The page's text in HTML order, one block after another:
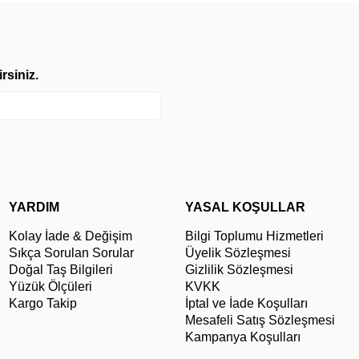
YARDIM
Kolay İade & Değişim
Sıkça Sorulan Sorular
Doğal Taş Bilgileri
Yüzük Ölçüleri
Kargo Takip
YASAL KOŞULLAR
Bilgi Toplumu Hizmetleri
Üyelik Sözleşmesi
Gizlilik Sözleşmesi
KVKK
İptal ve İade Koşulları
Mesafeli Satış Sözleşmesi
Kampanya Koşulları